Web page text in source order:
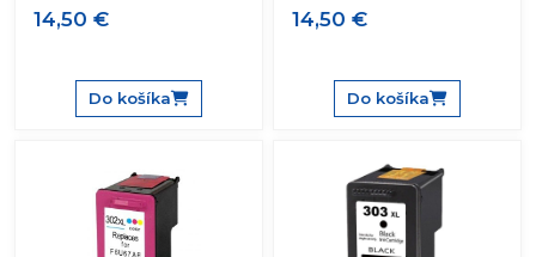
14,50 €
Do košíka
14,50 €
Do košíka